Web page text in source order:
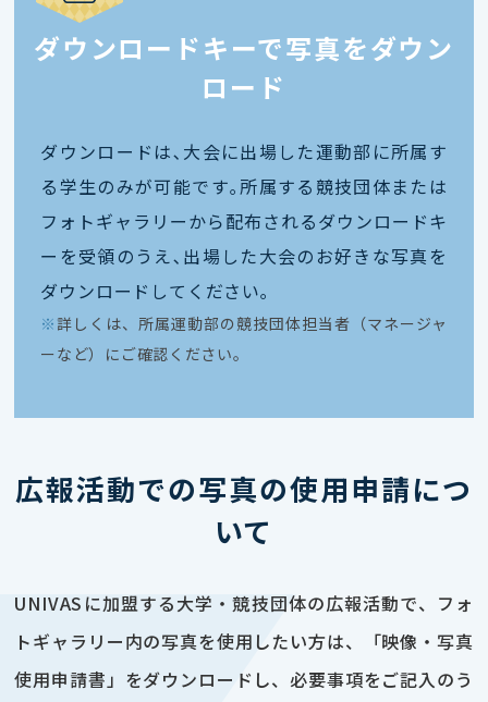
ダウンロードキーで写真をダウン
ロード
ダウンロードは､大会に出場した運動部に所属す
る学生のみが可能です｡所属する競技団体または
フォトギャラリーから配布されるダウンロードキ
ーを受領のうえ､出場した大会のお好きな写真を
ダウンロードしてください｡
※ 詳しくは、所属運動部の競技団体担当者（マネージャ
ーなど）にご確認ください。
広報活動での写真の使用申請につ
いて
UNIVASに加盟する大学・競技団体の広報活動で、フォ
トギャラリー内の写真を使用したい方は、「映像・写真
使用申請書」をダウンロードし、必要事項をご記入のう